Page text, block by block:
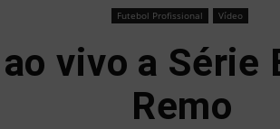
Futebol Profissional Vídeo
vivo a Série
Remo